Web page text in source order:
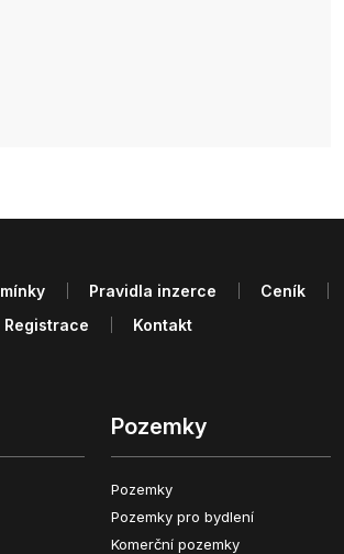
Pozemky
Pozemky
Pozemky pro bydlení
Komerční pozemky
Pravidla inzerce
Ceník
Registrace
Kontakt